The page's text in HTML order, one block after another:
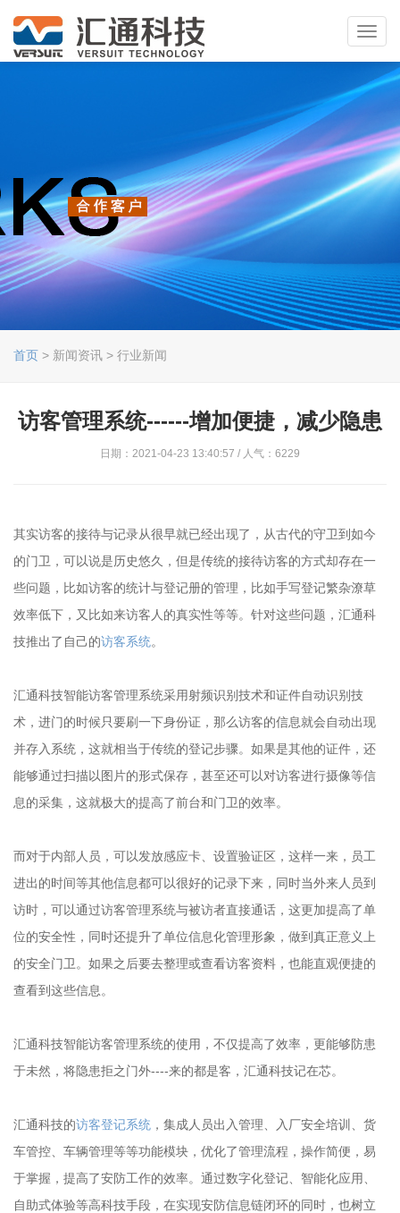
首页 > 新闻资讯 > 行业新闻
访客管理系统------增加便捷，减少隐患
日期：2021-04-23 13:40:57 / 人气：6229
其实访客的接待与记录从很早就已经出现了，从古代的守卫到如今
的门卫，可以说是历史悠久，但是传统的接待访客的方式却存在一
些问题，比如访客的统计与登记册的管理，比如手写登记繁杂潦草
效率低下，又比如来访客人的真实性等等。针对这些问题，汇通科
技推出了自己的访客系统。
汇通科技智能访客管理系统采用射频识别技术和证件自动识别技
术，进门的时候只要刷一下身份证，那么访客的信息就会自动出现
并存入系统，这就相当于传统的登记步骤。如果是其他的证件，还
能够通过扫描以图片的形式保存，甚至还可以对访客进行摄像等信
息的采集，这就极大的提高了前台和门卫的效率。
而对于内部人员，可以发放感应卡、设置验证区，这样一来，员工
进出的时间等其他信息都可以很好的记录下来，同时当外来人员到
访时，可以通过访客管理系统与被访者直接通话，这更加提高了单
位的安全性，同时还提升了单位信息化管理形象，做到真正意义上
的安全门卫。如果之后要去整理或查看访客资料，也能直观便捷的
查看到这些信息。
汇通科技智能访客管理系统的使用，不仅提高了效率，更能够防患
于未然，将隐患拒之门外----来的都是客，汇通科技记在芯。
汇通科技的访客登记系统 ，集成人员出入管理、入厂安全培训、货
车管控、车辆管理等等功能模块，优化了管理流程，操作简便，易
于掌握，提高了安防工作的效率。通过数字化登记、智能化应用、
自助式体验等高科技手段，在实现安防信息链闭环的同时，也树立